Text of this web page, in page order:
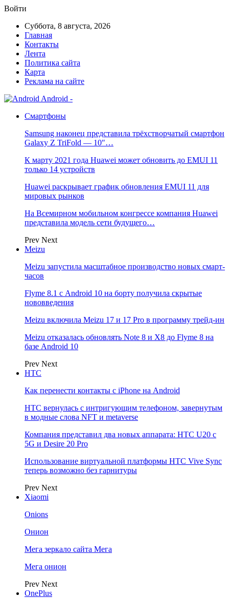
Войти
Суббота, 8 августа, 2026
Главная
Контакты
Лента
Политика сайта
Карта
Реклама на сайте
Android -
Смартфоны
Samsung наконец представила трёхстворчатый смартфон
Galaxy Z TriFold — 10″…
К марту 2021 года Huawei может обновить до EMUI 11
только 14 устройств
Huawei раскрывает график обновления EMUI 11 для
мировых рынков
На Всемирном мобильном конгрессе компания Huawei
представила модель сети будущего…
Prev Next
Meizu
Meizu запустила масштабное производство новых смарт-
часов
Flyme 8.1 с Android 10 на борту получила скрытые
нововведения
Meizu включила Meizu 17 и 17 Pro в программу трейд-ин
Meizu отказалась обновлять Note 8 и X8 до Flyme 8 на
базе Android 10
Prev Next
НТС
Как перенести контакты с iPhone на Android
HTC вернулась с интригующим телефоном, завернутым
в модные слова NFT и metaverse
Компания представил два новых аппарата: HTC U20 с
5G и Desire 20 Pro
Использование виртуальной платформы HTC Vive Sync
теперь возможно без гарнитуры
Prev Next
Xiaomi
Onions
Онион
Мега зеркало сайта Мега
Мега онион
Prev Next
OnePlus